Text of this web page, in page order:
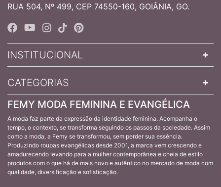
RUA 504, Nº 499, CEP 74550-160, GOIÂNIA, GO.
INSTITUCIONAL
CATEGORIAS
FEMY MODA FEMININA E EVANGÉLICA
A moda faz parte da expressão da identidade feminina. Acompanha o
tempo, o contexto, se transforma seguindo os passos da sociedade. Assim
como a moda, a Femy se transformou, sem perder sua essência.
Produzindo roupas evangélicas desde 2001, a marca vem crescendo e
amadurecendo levando para a mulher contemporânea e cheia de estilo
produtos com o que há de mais novo e autêntico no mercado de moda com
qualidade, diversificação e sofisticação.